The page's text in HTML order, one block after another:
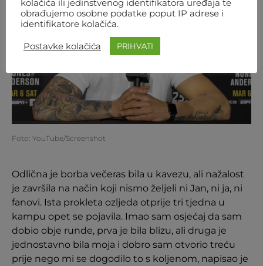
Foto: YouTube/Screenshot
Odlična je borba večeras bila u kavezu, ali nažalost
je završila na način koji nismo željeli ni Jan, ni ja, ni
fanovi. Ista prokleta ozljeda otprije tri tjedna u
kampu opet se pojavila. Imao sam osjećaj da sam
dobio obje runde, prva je bila blizu, ali druga je
jednostavno bila moja i dobro sam otvorio treću
prije nego mi se dogodilo to s koljenom, napisao je
kolačića ili jedinstvenog identifikatora uređaja te
obrađujemo osobne podatke poput IP adrese i
identifikatore kolačića.
Postavke kolačića PRIHVATI